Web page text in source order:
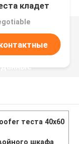
кладет
данные
теста 40x60
шкафа